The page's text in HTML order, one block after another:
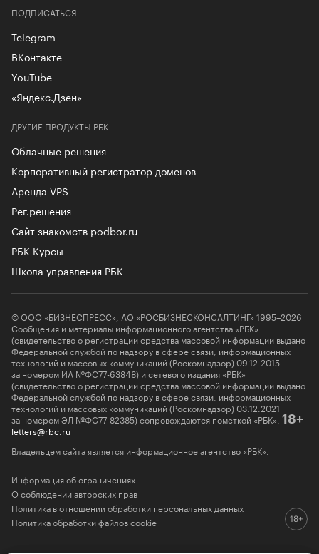
ДРУГИЕ ПРОДУКТЫ РБК
Облачные решения
Корпоративный регистратор доменов
Аренда VPS
Рег.решения
Сайт знакомств podbor.ru
РБК Курсы
Школа управления РБК
ПОДПИСАТЬСЯ
Telegram
ВКонтакте
YouTube
«Яндекс.Дзен»
© ООО «БИЗНЕСПРЕСС», АО «РОСБИЗНЕСКОНСАЛТИНГ» 1995–2026
Сообщения и материалы информационного агентства «РБК»
(свидетельство о регистрации средства массовой информации выдано
Федеральной службой по надзору в сфере связи, информационных
технологий и массовых коммуникаций (Роскомнадзор) 09.12.2015
за номером ИА №ФС77-63848) и сетевого издания «РБК»
(свидетельство о регистрации средства массовой информации выдано
Федеральной службой по надзору в сфере связи, информационных
технологий и массовых коммуникаций (Роскомнадзор) 03.12.2021
за номером ЭЛ №ФС77-82385) сопровождаются пометкой «РБК». 18+
letters@rbc.ru
Владельцем сайта является информационное агентство «РБК».
Информация об ограничениях
О соблюдении авторских прав
Политика в отношении обработки персональных данных
Политика обработки файлов cookie